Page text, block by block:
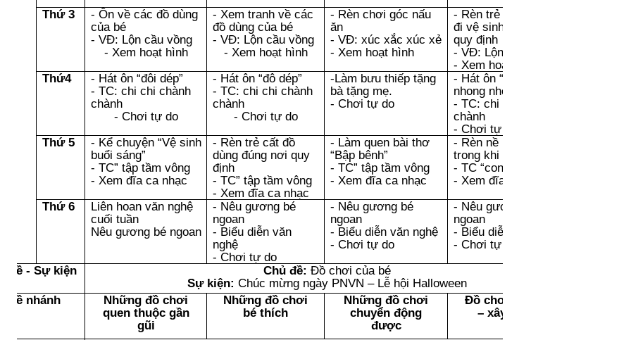
Thứ 3
- Ôn về các đồ dùng
của bé
- VĐ: Lộn cầu vồng
- Xem hoạt hình
- Xem tranh về các
đồ dùng của bé
- VĐ: Lộn cầu vồng
- Xem hoạt hình
- Rèn chơi góc nấu
ăn
- VĐ: xúc xắc xúc xẻ
- Xem hoạt hình
- Rèn trẻ thói quen
đi vệ sinh đúng nơi
quy định
- VĐ: Lộn cầu vồng
- Xem hoạt hình
Thứ4
- Hát ôn “đôi dép”
- TC: chi chi chành
chành
- Chơi tự do
- Hát ôn “đô dép”
- TC: chi chi chành
chành
- Chơi tự do
-Làm bưu thiếp tặng
bà tặng mẹ.
- Chơi tự do
- Hát ôn “Nhong
nhong nhong”
- TC: chi chi chành
chành
- Chơi tự do
Thứ 5
- Kể chuyện “Vệ sinh
buổi sáng”
- TC” tập tầm vông
- Xem đĩa ca nhạc
- Rèn trẻ cất đồ
dùng đúng nơi quy
định
- TC” tập tầm vông
- Xem đĩa ca nhạc
- Làm quen bài thơ
“Bập bênh”
- TC” tập tầm vông
- Xem đĩa ca nhạc
- Rèn nề nếp vệ sinh
trong khi ăn
- TC “con bọ ngựa”
- Xem đĩa ca nhạc
Thứ 6
Liên hoan văn nghệ
cuối tuần
Nêu gương bé ngoan
- Nêu gương bé
ngoan
- Biểu diễn văn
nghệ
- Chơi tự do
- Nêu gương bé
ngoan
- Biểu diễn văn nghệ
- Chơi tự do
- Nêu gương bé
ngoan
- Biểu diễn văn nghệ
- Chơi tự do
đề - Sự kiện
Chủ đề: Đồ chơi của bé
Sự kiện: Chúc mừng ngày PNVN – Lễ hội Halloween
đề nhánh
Những đồ chơi
quen thuộc gần
gũi
Những đồ chơi
bé thích
Những đồ chơi
chuyển động
được
Đồ chơi lắp ráp
– xây dựng